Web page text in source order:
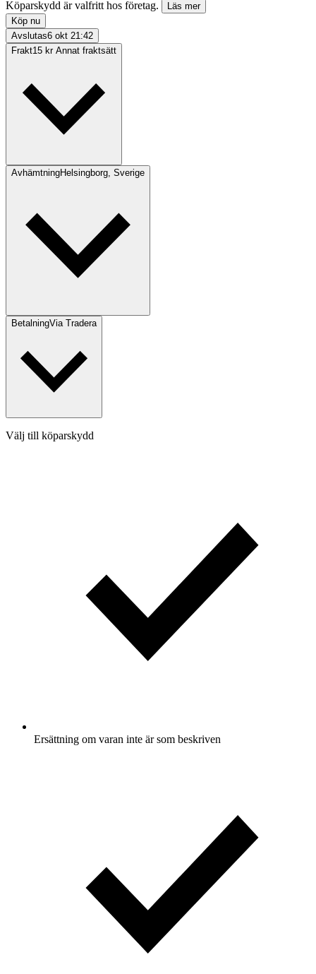
Köparskydd är valfritt hos företag.
Läs mer
Köp nu
Avslutas6 okt 21:42
Frakt15 kr Annat fraktsätt
AvhämtningHelsingborg, Sverige
BetalningVia Tradera
Välj till köparskydd
Ersättning om varan inte är som beskriven